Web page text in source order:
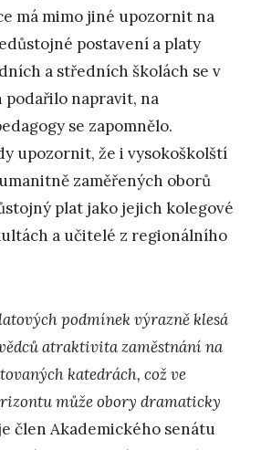
má mimo jiné upozornit na
postavení a platy
a středních školách se v
napravit, na
se zapomnělo.
upozornit, že i vysokoškolští
zaměřených oborů
plat jako jejich kolegové
a učitelé z regionálního
podmínek výrazně klesá
atraktivita zaměstnání na
katedrách, což ve
může obory dramaticky
člen Akademického senátu